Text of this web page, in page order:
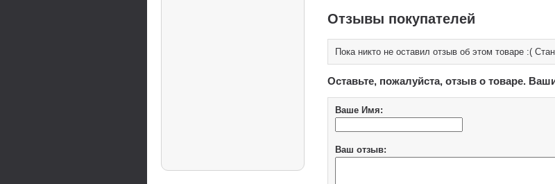
Отзывы покупателей
Пока никто не оставил отзыв об этом товаре :(
Оставьте, пожалуйста, отзыв о товаре.
Ваше Имя:
Ваш отзыв: